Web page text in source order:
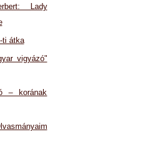
Lady
ti átka
vigyázó"
– korának